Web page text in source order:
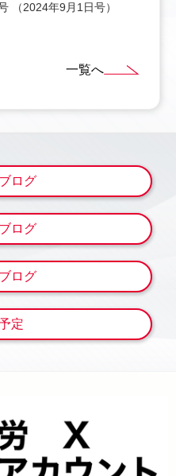
（2024年9月1日号）
一覧へ
ログ
ログ
ログ
定